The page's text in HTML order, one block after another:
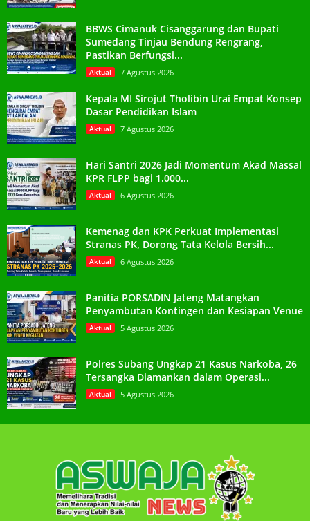
BBWS Cimanuk Cisanggarung dan Bupati
Sumedang Tinjau Bendung Rengrang,
Pastikan Berfungsi...
Aktual 7 Agustus 2026
Kepala MI Sirojut Tholibin Urai Empat Konsep
Dasar Pendidikan Islam
Aktual 7 Agustus 2026
Hari Santri 2026 Jadi Momentum Akad Massal
KPR FLPP bagi 1.000...
Aktual 6 Agustus 2026
Kemenag dan KPK Perkuat Implementasi
Stranas PK, Dorong Tata Kelola Bersih...
Aktual 6 Agustus 2026
Panitia PORSADIN Jateng Matangkan
Penyambutan Kontingen dan Kesiapan Venue
Aktual 5 Agustus 2026
Polres Subang Ungkap 21 Kasus Narkoba, 26
Tersangka Diamankan dalam Operasi...
Aktual 5 Agustus 2026